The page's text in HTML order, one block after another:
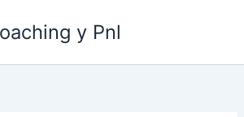
y Pnl